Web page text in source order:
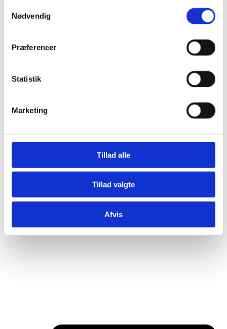
Nødvendig
Præferencer
Statistik
Marketing
Tillad alle
Tillad valgte
Afvis
10 år gammelt Antique Lifestyle køkken
Stort Antique Lifestyle Køkken